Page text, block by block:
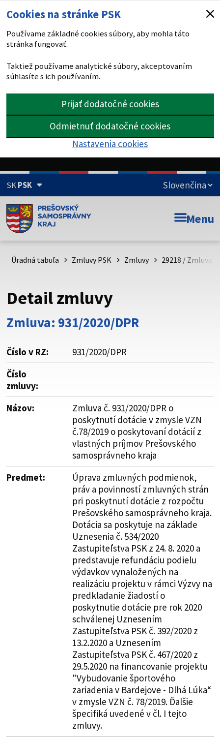
Cookies na stránke PSK
Používame základné cookies súbory, aby mohla táto
stránka fungovať.
Taktiež používame analytické súbory, akceptovaním
súhlasíte s ich používaním.
Prijať dodatočné cookies
Odmietnuť dodatočné cookies
Nastavenia cookies
SKPSK
Doména psk.sk je oficiálna
Toto je oficiálna webová stránka Prešovského
psk.sk.
Buďte pozorní a vždy sa uistite, že zdieľate informácie iba
cez zabezpečenú webovú stránku. Zabezpečená stránka
vždy začína https:// pred názvom domény webového sídla.
Menu
Úradná tabuľa Zmluvy PSK Zmluvy 29218 / Zmluva
Detail zmluvy
Zmluva: 931/2020/DPR
Číslo v RZ:
931/2020/DPR
Číslo
zmluvy:
Názov:
Zmluva č. 931/2020/DPR o
poskytnutí dotácie v zmysle VZN
č.78/2019 o poskytovaní dotácií z
vlastných príjmov Prešovského
samosprávneho kraja
Predmet:
Úprava zmluvných podmienok,
práv a povinností zmluvných strán
pri poskytnutí dotácie z rozpočtu
Prešovského samosprávneho kraja.
Dotácia sa poskytuje na základe
Uznesenia č. 534/2020
Zastupiteľstva PSK z 24. 8. 2020 a
predstavuje refundáciu podielu
výdavkov vynaložených na
realizáciu projektu v rámci Výzvy na
predkladanie žiadostí o
poskytnutie dotácie pre rok 2020
schválenej Uznesením
Zastupiteľstva PSK č. 392/2020 z
13.2.2020 a Uznesením
Zastupiteľstva PSK č. 467/2020 z
29.5.2020 na financovanie projektu
"Vybudovanie športového
zariadenia v Bardejove - Dlhá Lúka“
v zmysle VZN č. 78/2019. Ďalšie
špecifiká uvedené v čl. I tejto
zmluvy.